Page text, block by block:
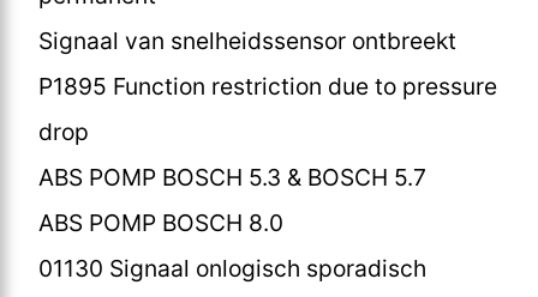
Signaal van snelheidssensor ontbreekt
P1895 Function restriction due to pressure
drop
ABS POMP BOSCH 5.3 & BOSCH 5.7
ABS POMP BOSCH 8.0
01130 Signaal onlogisch sporadisch